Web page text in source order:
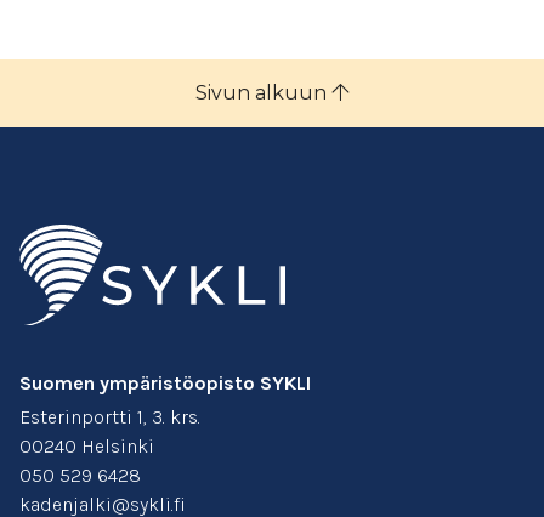
Sivun alkuun
Suomen ympäristöopisto SYKLI
Esterinportti 1, 3. krs.
00240 Helsinki
050 529 6428
kadenjalki@sykli.fi